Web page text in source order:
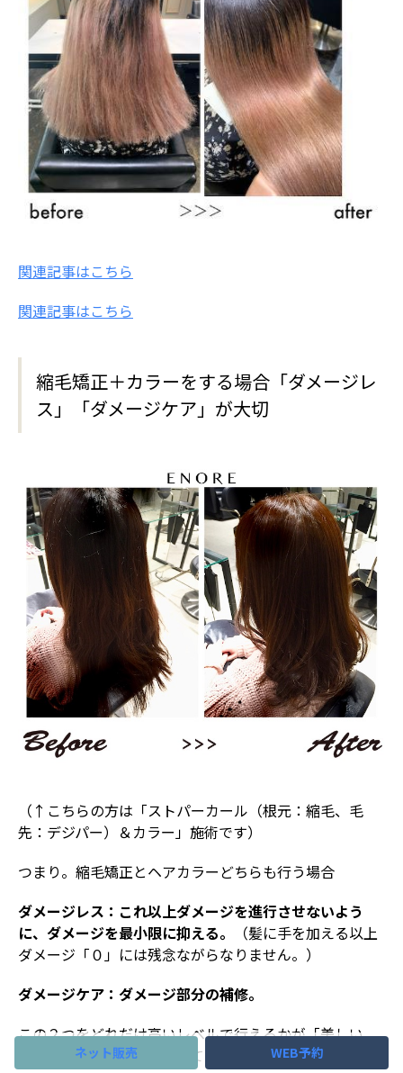
関連記事はこちら
関連記事はこちら
縮毛矯正＋カラーをする場合「ダメージレ
ス」「ダメージケア」が大切
（↑こちらの方は「ストパーカール（根元：縮毛、毛
先：デジパー）＆カラー」施術です）
つまり。縮毛矯正とヘアカラーどちらも行う場合
ダメージレス：これ以上ダメージを進行させないよう
に、ダメージを最小限に抑える。
（髪に手を加える以上
ダメージ「０」には残念ながらなりません。）
ダメージケア：ダメージ部分の補修。
この２つをどれだけ高いレベルで行えるかが「美しい
髪」を手に入れる鍵となってくるんですね！
ネット販売 WEB予約